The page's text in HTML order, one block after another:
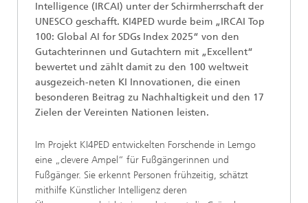
Intelligence (IRCAI) unter der Schirmherrschaft der
UNESCO geschafft. KI4PED wurde beim „IRCAI Top
100: Global AI for SDGs Index 2025“ von den
Gutachterinnen und Gutachtern mit „Excellent“
bewertet und zählt damit zu den 100 weltweit
ausgezeich-neten KI Innovationen, die einen
besonderen Beitrag zu Nachhaltigkeit und den 17
Zielen der Vereinten Nationen leisten.
Im Projekt KI4PED entwickelten Forschende in Lemgo
eine „clevere Ampel“ für Fußgängerinnen und
Fußgänger. Sie erkennt Personen frühzeitig, schätzt
mithilfe Künstlicher Intelligenz deren